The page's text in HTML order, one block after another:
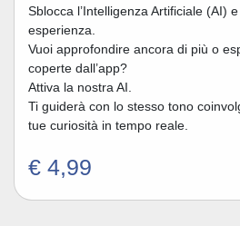
Sblocca l’Intelligenza Artificiale (AI)
esperienza.
Vuoi approfondire ancora di più o
coperte dall’app?
Attiva la nostra AI.
Ti guiderà con lo stesso tono
tue curiosità in tempo reale.
€ 4,99